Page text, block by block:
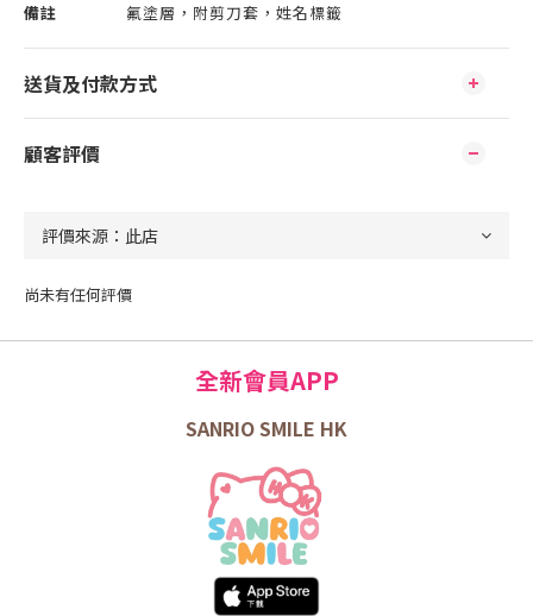
備註
氟塗層，附剪刀套，姓名標籤
送貨及付款方式
顧客評價
尚未有任何評價
全新會員APP
SANRIO SMILE HK